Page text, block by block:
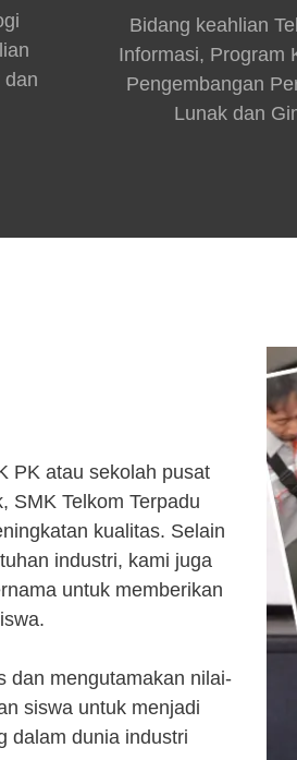
dan
Bidang keahlian
Informasi, Program
Pengembangan
Lunak dan
PK atau sekolah pusat
SMK Telkom Terpadu
kualitas. Selain
industri, kami juga
untuk memberikan
dan mengutamakan nilai-
siswa untuk menjadi
dalam dunia industri